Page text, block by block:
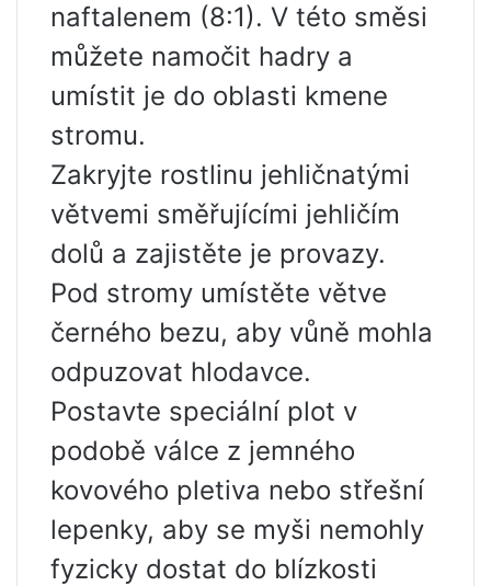
naftalenem (8:1). V této směsi
můžete namočit hadry a
umístit je do oblasti kmene
stromu.
Zakryjte rostlinu jehličnatými
větvemi směřujícími jehličím
dolů a zajistěte je provazy.
Pod stromy umístěte větve
černého bezu, aby vůně mohla
odpuzovat hlodavce.
Postavte speciální plot v
podobě válce z jemného
kovového pletiva nebo střešní
lepenky, aby se myši nemohly
fyzicky dostat do blízkosti